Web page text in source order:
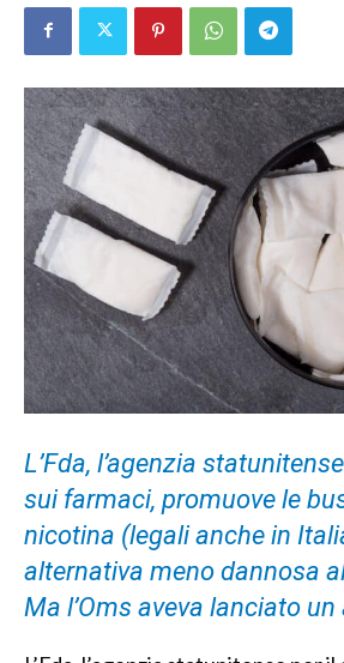
L’Fda, l’agenzia
sui farmaci, promuove le
nicotina (legali anche in
alternativa meno dannosa
Ma l’Oms aveva lanciato